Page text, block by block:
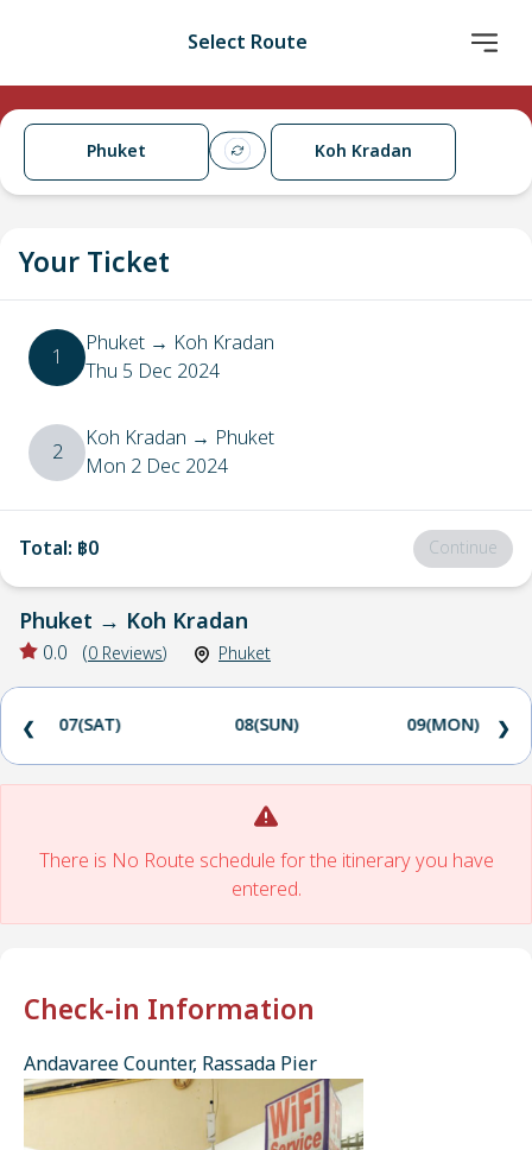
Select Route
Phuket Koh Kradan
Your Ticket
1 Phuket → Koh Kradan
Thu 5 Dec 2024
2 Koh Kradan → Phuket
Mon 2 Dec 2024
Total: ฿0 Continue
Phuket → Koh Kradan
0.0 (0 Reviews) Phuket
07(SAT) 08(SUN) 09(MON)
❮ ❯
There is No Route schedule for the itinerary you have
entered.
Check-in Information
Andavaree Counter, Rassada Pier